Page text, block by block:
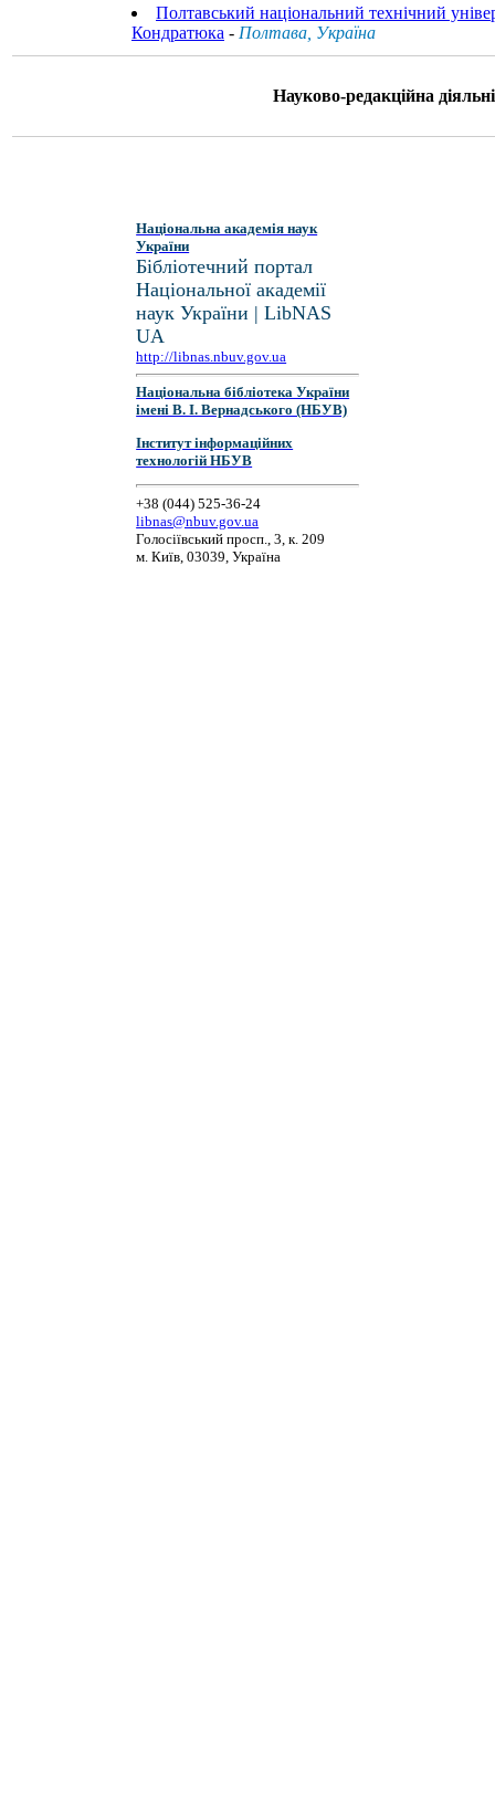
Полтавський національний технічний
Кондратюка - Полтава, Україна
Науково-редакційна
Національна академія наук
України
Бібліотечний портал
Національної академії
наук України | LibNAS
UA
http://libnas.nbuv.gov.ua
Національна бібліотека України
імені В. І. Вернадського (НБУВ)
Інститут інформаційних
технологій НБУВ
+38 (044) 525-36-24
libnas@nbuv.gov.ua
Голосіївський просп., 3, к. 209
м. Київ, 03039, Україна